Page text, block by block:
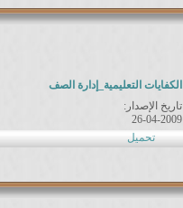
الكفايات التعليمية_إدارة الصف
تاريخ الإصدار:
26-04-2009
تحميل